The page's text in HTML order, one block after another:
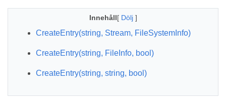
Innehåll[ Dölj ]
CreateEntry(string, Stream, FileSystemInfo)
CreateEntry(string, FileInfo, bool)
CreateEntry(string, string, bool)